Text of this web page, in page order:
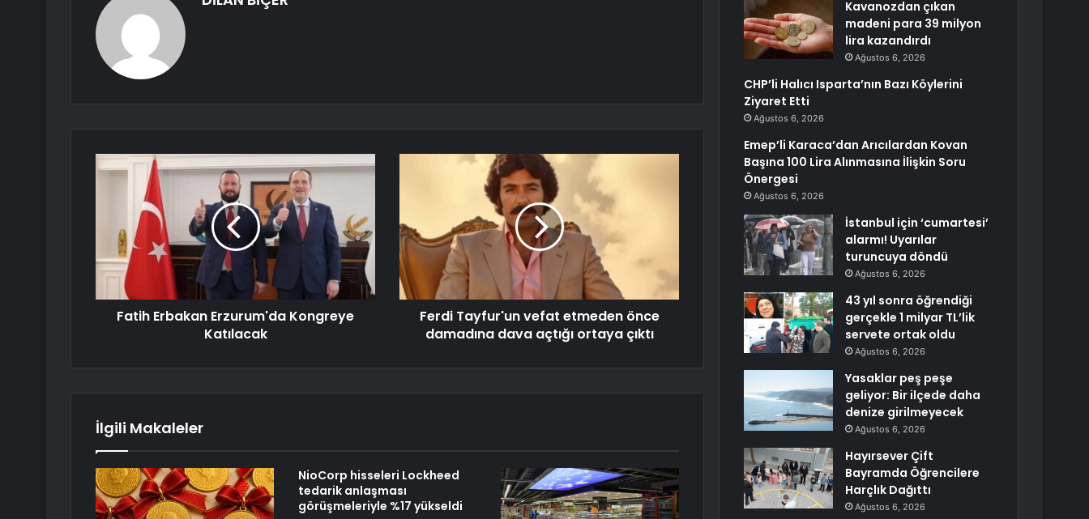
Fatih Erbakan Erzurum'da Kongreye
Katılacak
Ferdi Tayfur'un vefat etmeden önce
damadına dava açtığı ortaya çıktı
İlgili Makaleler
NioCorp hisseleri Lockheed
tedarik anlaşması
görüşmeleriyle %17 yükseldi
Kavanozdan çıkan
madeni para 39 milyon
lira kazandırdı
Ağustos 6, 2026
CHP’li Halıcı Isparta’nın Bazı Köylerini
Ziyaret Etti
Ağustos 6, 2026
Emep’li Karaca’dan Arıcılardan Kovan
Başına 100 Lira Alınmasına İlişkin Soru
Önergesi
Ağustos 6, 2026
İstanbul için ‘cumartesi’
alarmı! Uyarılar
turuncuya döndü
Ağustos 6, 2026
43 yıl sonra öğrendiği
gerçekle 1 milyar TL’lik
servete ortak oldu
Ağustos 6, 2026
Yasaklar peş peşe
geliyor: Bir ilçede daha
denize girilmeyecek
Ağustos 6, 2026
Hayırsever Çift
Bayramda Öğrencilere
Harçlık Dağıttı
Ağustos 6, 2026